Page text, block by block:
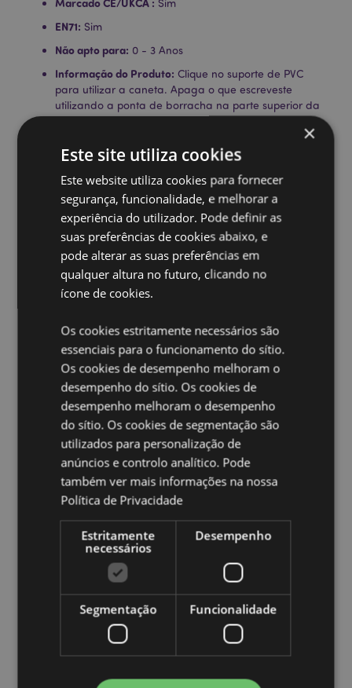
Sim
EN71: Sim
Não apto para: 0 - 3 Anos
Informação do Produto: Clique no suporte de PVC
para utilizar a caneta. Apaga o que escreveste
utilizando a ponta de borracha na parte superior da
caneta.
totalmente licenciado para os locais indicados abaixo.
Se estiver fora destas áreas, não tente comprar este
produto, pois, se o fizer, o produto será removido da
sua encomenda. Se precisar de mais informações,
contacte a nossa equipa de atendimento ao cliente.
License Territories:Ilhas Aland, Albânia, Áustria,
Açores (Portugal), Ilhas Baleares (Espanha), Bélgica,
Bermudas, Bósnia e Herzegovina, Bulgária, Ilhas
Canárias (Espanha), Ceuta e Melilha, Córsega
(França), Croácia, Chipre, República Tcheca,
(Continental), Guiana Francesa, Alemanha, Gibraltar,
Grécia, Guadalupe, Guernsey (Ilhas do Canal), Santa
Sé (Cidade do Vaticano), Hungria, Islândia, Irlanda,
Ilha de Man (Reino Unido), Itália (Continental), Jersey
(Ilhas do Canal), Kosovo, Letônia, Liechtenstein,
Lituânia, Luxemburgo, Macedônia do Norte, Madeira
(Portugal), Malta, Martinica, Mayotte, Mônaco,
Montenegro, Países Baixos, Noruega, Polônia,
Portugal (Continental), Reunião, Romênia, São
Martinho (parte francesa), San Marino, Arábia
Saudita, Sérvia, Sicília (Itália), Eslováquia, Eslovênia,
Espanha (Continental), Suécia, Suíça, Ucrânia,
Emirados Árabes Unidos, Reino Unido (Continental),
Reino Unido (Irlanda do Norte, Terras Altas e Ilhas)
Ampliar informação:
Quer saber mais acerca de comprar na Puckator?
a nossaGuia de informação para o cliente.
×
Este site utiliza cookies
Este website utiliza cookies para fornecer
segurança, funcionalidade, e melhorar a
experiência do utilizador. Pode definir as
suas preferências de cookies abaixo, e
pode alterar as suas preferências em
qualquer altura no futuro, clicando no
ícone de cookies.
Os cookies estritamente necessários são
essenciais para o funcionamento do sítio.
Os cookies de desempenho melhoram o
desempenho do sítio. Os cookies de
desempenho melhoram o desempenho
do sítio. Os cookies de segmentação são
utilizados para personalização de
anúncios e controlo analítico. Pode
também ver mais informações na nossa
Política de Privacidade
Estritamente
necessários
Desempenho
Segmentação Funcionalidade